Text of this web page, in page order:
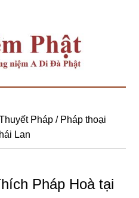
Pháp /Pháp thoại
Lan
Pháp Hoà tại